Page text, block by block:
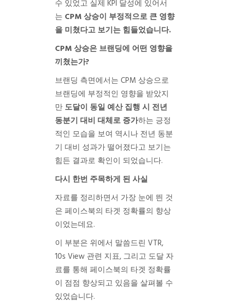
수 있었고 실제 KPI 달성에 있어서
는 CPM 상승이 부정적으로 큰 영향
을 미쳤다고 보기는 힘들었습니다.
CPM 상승은 브랜딩에 어떤 영향을
끼쳤는가?
브랜딩 측면에서는 CPM 상승으로
브랜딩에 부정적인 영향을 받았지
만 도달이 동일 예산 집행 시 전년
동분기 대비 대체로 증가하는 긍정
적인 모습을 보여 역시나 전년 동분
기 대비 성과가 떨어졌다고 보기는
힘든 결과로 확인이 되었습니다.
다시 한번 주목하게 된 사실
자료를 정리하면서 가장 눈에 띈 것
은 페이스북의 타겟 정확률의 향상
이었는데요.
이 부분은 위에서 말씀드린 VTR,
10s View 관련 지표, 그리고 도달 자
료를 통해 페이스북의 타겟 정확률
이 점점 향상되고 있음을 살펴볼 수
있었습니다.